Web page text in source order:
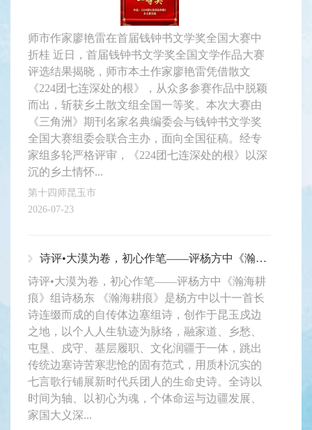
师市作家廖艳雷在首届钱钟书文学奖全国大赛中
折桂 近日，首届钱钟书文学奖全国文学作品大赛
评选结果揭晓，师市本土作家廖艳雷凭借散文
《224团七连深处的根》，从众多参赛作品中脱颖
而出，斩获乡土散文组全国一等奖。本次大赛由
《三角洲》期刊名家名典编委会与钱钟书文学奖
全国大赛组委会联合主办，面向全国征稿。经专
家组多轮严格评审，《224团七连深处的根》以深
沉的乡土情怀...
第十四师昆玉市
2026-07-23
诗评•大漠为卷，初心作笔——评杨方中《瀚海耕痕》组诗
诗评•大漠为卷，初心作笔——评杨方中《瀚海耕
痕》组诗杨东 《瀚海耕痕》是杨方中以十一首长
诗连缀而成的自传体边塞组诗，创作于昆玉戍边
之地，以个人人生轨迹为脉络，融家道、乡愁、
屯垦、戍守、基层履职、文化润疆于一体，跳出
传统边塞诗苦寒悲怆的固有范式，用质朴沉实的
七言歌行铺展新时代兵团人的生命史诗。全诗以
时间为轴、以初心为魂，个体命运与边疆发展、
家国大义深...